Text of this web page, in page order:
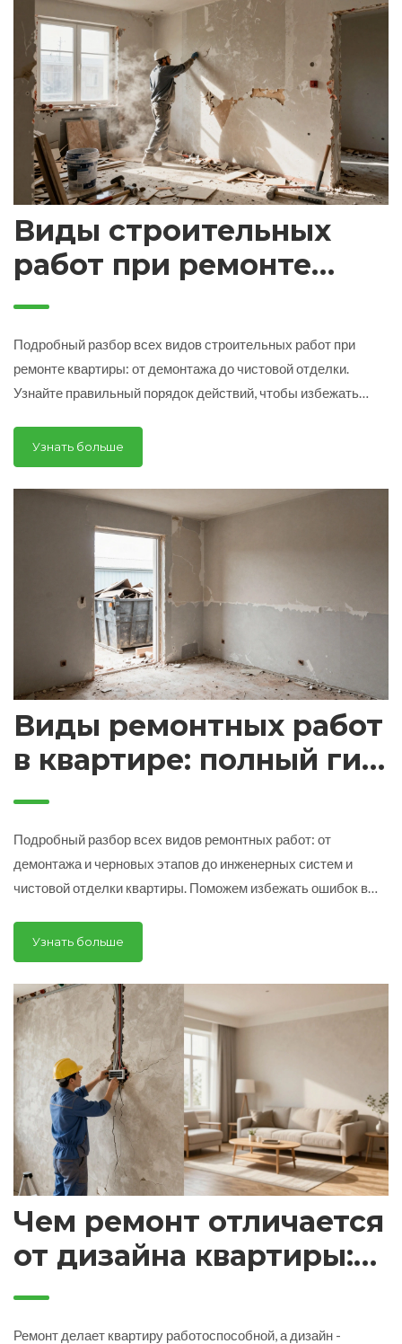
Виды строительных
работ при ремонте
квартиры: полный
список этапов
Подробный разбор всех видов строительных работ при
ремонте квартиры: от демонтажа до чистовой отделки.
Узнайте правильный порядок действий, чтобы избежать
Узнать больше
Виды ремонтных работ
в квартире: полный гид
от демонтажа до
отделки
Подробный разбор всех видов ремонтных работ: от
демонтажа и черновых этапов до инженерных систем и
чистовой отделки квартиры. Поможем избежать ошибок в
Узнать больше
Чем ремонт отличается
от дизайна квартиры:
что важно знать перед
началом работ
Ремонт делает квартиру работоспособной, а дизайн -